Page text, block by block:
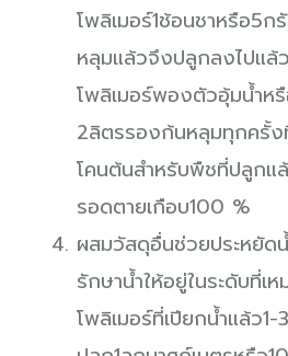
โพลิเมอร์1ช้อนชาหรือ5ก
หลุมแล้วจึงปลูกลงไปแล้
โพลิเมอร์พองตัวอุ้มน้ำหรื
2ลิตรรองก้นหลุมทุกครั้
โคนต้นสำหรับพืชที่ปลูกแ
รอดตายเกือบ100 %
ผสมวัสดุอื่นช่วยประหยัด
รักษาน้ำให้อยู่ในระดับที่เ
โพลิเมอร์ที่เปียกน้ำแล้ว